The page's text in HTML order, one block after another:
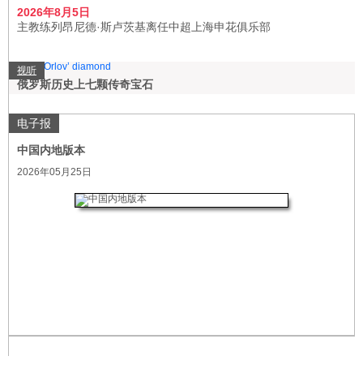
2026年8月5日
主教练列昂尼德·斯卢茨基离任中超上海申花俱乐部
视听
俄罗斯历史上七颗传奇宝石
电子报
中国内地版本
2026年05月25日